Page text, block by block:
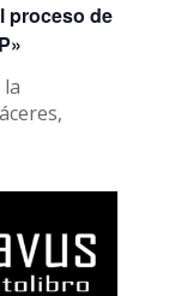
proceso de
la